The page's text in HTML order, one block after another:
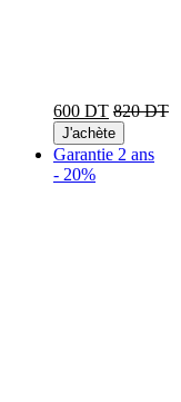
600 DT 820 DT
J'achète
Garantie 2 ans
- 20%